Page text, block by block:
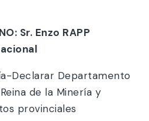
Sr. Enzo RAPP
Declarar Departamento
de la Minería y
provinciales